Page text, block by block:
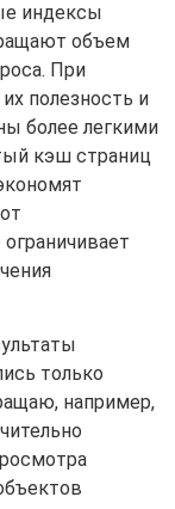
индексы
объем
При
полезность и
более легкими
кэш страниц
только
например,